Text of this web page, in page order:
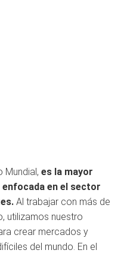
Mundial, es la mayor
en el sector
Al trabajar con más de
utilizamos nuestro
crear mercados y
del mundo. En el